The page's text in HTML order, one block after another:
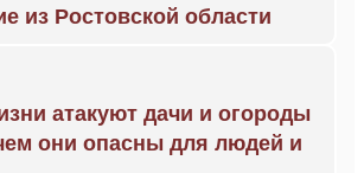
из Ростовской области
атакуют дачи и огороды
они опасны для людей и